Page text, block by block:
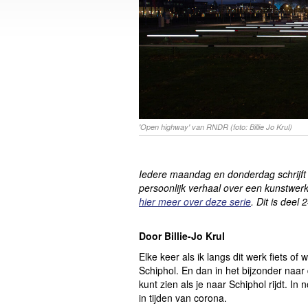
'Open highway' van RNDR (foto: Billie Jo Krul)
Iedere maandag en donderdag
persoonlijk verhaal over een
hier meer over deze serie. Dit is deel
Door Billie-Jo Krul
Elke keer als ik langs dit werk fiets of
Schiphol. En dan in het bijzonder
kunt zien als je naar Schiphol rijdt. In
in tijden van corona.